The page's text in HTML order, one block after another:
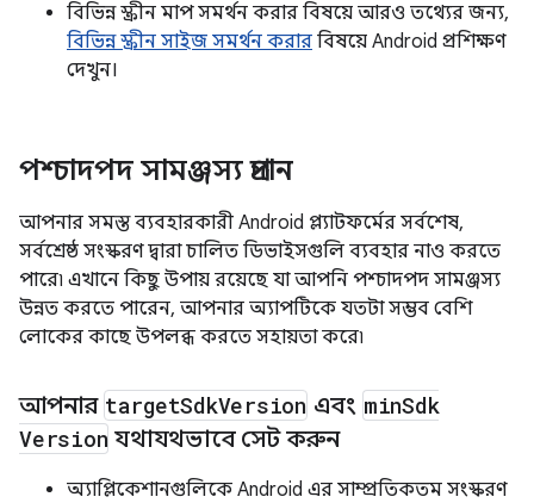
বিভিন্ন স্ক্রীন মাপ সমর্থন করার বিষয়ে আরও তথ্যের জন্য,
বিভিন্ন স্ক্রীন সাইজ সমর্থন করার বিষয়ে Android প্রশিক্ষণ
দেখুন।
পশ্চাদপদ সামঞ্জস্য প্রদান
আপনার সমস্ত ব্যবহারকারী Android প্ল্যাটফর্মের সর্বশেষ,
সর্বশ্রেষ্ঠ সংস্করণ দ্বারা চালিত ডিভাইসগুলি ব্যবহার নাও করতে
পারে৷ এখানে কিছু উপায় রয়েছে যা আপনি পশ্চাদপদ সামঞ্জস্য
উন্নত করতে পারেন, আপনার অ্যাপটিকে যতটা সম্ভব বেশি
লোকের কাছে উপলব্ধ করতে সহায়তা করে৷
আপনার targetSdkVersion এবং minSdk
Version যথাযথভাবে সেট করুন
অ্যাপ্লিকেশানগুলিকে Android এর সাম্প্রতিকতম সংস্করণ